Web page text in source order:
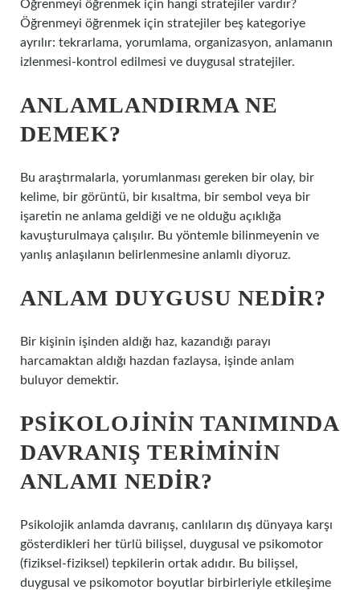
Öğrenmeyi öğrenmek için hangi stratejiler vardır?
Öğrenmeyi öğrenmek için stratejiler beş kategoriye
ayrılır: tekrarlama, yorumlama, organizasyon, anlamanın
izlenmesi-kontrol edilmesi ve duygusal stratejiler.
ANLAMLANDIRMA NE
DEMEK?
Bu araştırmalarla, yorumlanması gereken bir olay, bir
kelime, bir görüntü, bir kısaltma, bir sembol veya bir
işaretin ne anlama geldiği ve ne olduğu açıklığa
kavuşturulmaya çalışılır. Bu yöntemle bilinmeyenin ve
yanlış anlaşılanın belirlenmesine anlamlı diyoruz.
ANLAM DUYGUSU NEDIR?
Bir kişinin işinden aldığı haz, kazandığı parayı
harcamaktan aldığı hazdan fazlaysa, işinde anlam
buluyor demektir.
PSIKOLOJININ TANIMINDA
DAVRANIŞ TERIMININ
ANLAMI NEDIR?
Psikolojik anlamda davranış, canlıların dış dünyaya karşı
gösterdikleri her türlü bilişsel, duygusal ve psikomotor
(fiziksel-fiziksel) tepkilerin ortak adıdır. Bu bilişsel,
duygusal ve psikomotor boyutlar birbirleriyle etkileşime